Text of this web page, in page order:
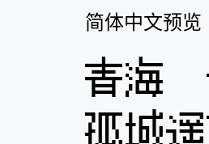
简体中文预览